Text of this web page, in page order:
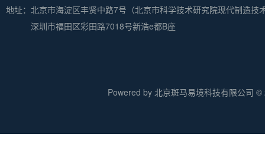
地址： 北京市海淀区丰贤中路7号（北京市科学技术研究院现代制造技
深圳市福田区彩田路7018号新浩e都B座
Powered by 北京斑马易境科技有限公司